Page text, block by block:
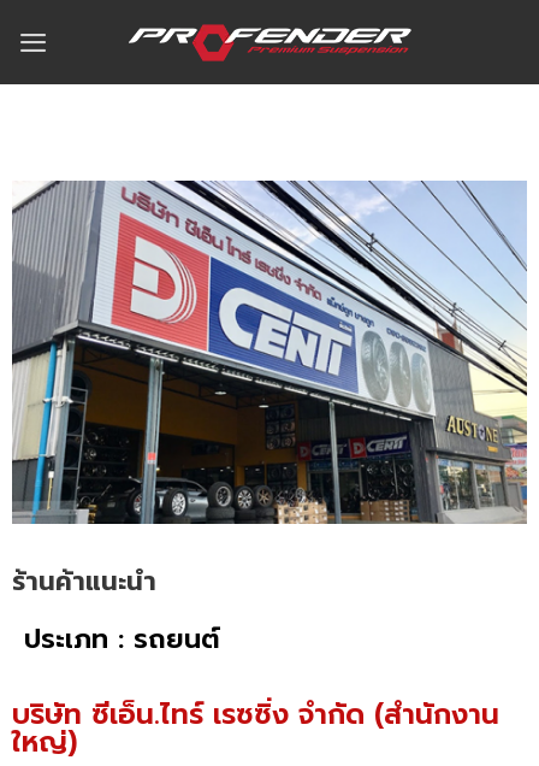
ร้านค้าแนะนำ
ประเภท : รถยนต์
บริษัท ซีเอ็น.ไทร์ เรซซิ่ง จำกัด (สำนักงาน
ใหญ่)